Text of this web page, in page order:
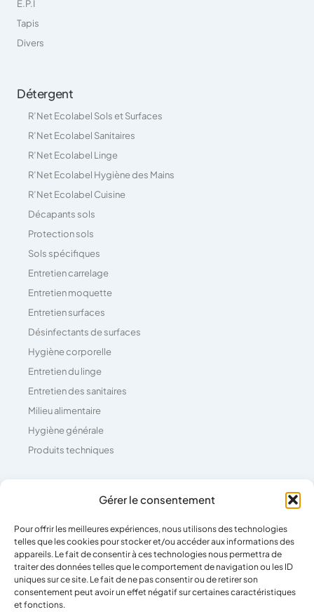
Gérer le consentement
Pour offrir les meilleures expériences, nous utilisons des technologies
telles que les cookies pour stocker et/ou accéder aux informations des
appareils. Le fait de consentir à ces technologies nous permettra de
traiter des données telles que le comportement de navigation ou les ID
uniques sur ce site. Le fait de ne pas consentir ou de retirer son
consentement peut avoir un effet négatif sur certaines caractéristiques
et fonctions.
04 73 26 81 71
39 Rue Pierre Boulanger,
63100 Clermont-Ferrand
E.P.I
Tapis
Divers
Détergent
R’Net Ecolabel Sols et Surfaces
R’Net Ecolabel Sanitaires
R’Net Ecolabel Linge
R’Net Ecolabel Hygiène des Mains
R’Net Ecolabel Cuisine
Décapants sols
Protection sols
Sols spécifiques
Entretien carrelage
Entretien moquette
Entretien surfaces
Désinfectants de surfaces
Hygiène corporelle
Entretien du linge
Entretien des sanitaires
Milieu alimentaire
Hygiène générale
Produits techniques